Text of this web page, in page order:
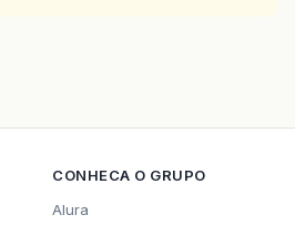
CONHECA O GRUPO
Alura